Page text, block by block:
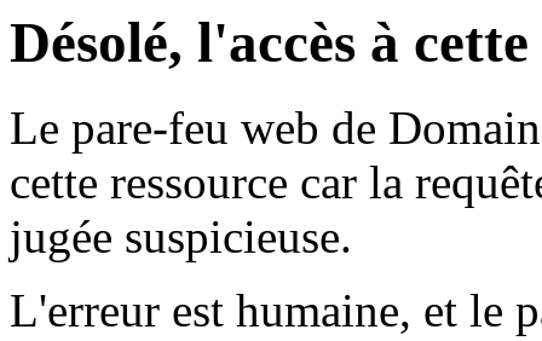
Désolé, l'accès à
Le pare-feu web de
cette ressource car la
jugée suspicieuse.
L'erreur est humaine, et le